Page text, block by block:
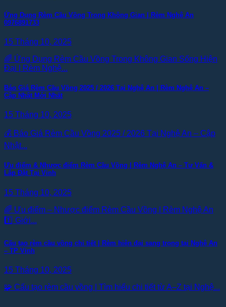
Ứng Dụng Rèm Cầu Vồng Trong Không Gian | Rèm Nghệ An
0976891733
15 Tháng 10, 2025
🌈 Ứng Dụng Rèm Cầu Vồng Trong Không Gian Sống Hiện
Đại | Rèm Nghệ...
Báo Giá Rèm Cầu Vồng 2025 / 2026 Tại Nghệ An | Rèm Nghệ An –
Cập Nhật Mới Nhất
15 Tháng 10, 2025
💰 Báo Giá Rèm Cầu Vồng 2025 / 2026 Tại Nghệ An – Cập
Nhật...
Ưu điểm & Nhược điểm Rèm Cầu Vồng | Rèm Nghệ An – Tư Vấn &
Lắp Đặt Tại Vinh
15 Tháng 10, 2025
🌈 Ưu điểm – Nhược điểm Rèm Cầu Vồng | Rèm Nghệ An
1️⃣ Giới...
Cấu tạo rèm cầu vồng chi tiết | Rèm hiện đại sang trọng tại Nghệ An
– TP Vinh
15 Tháng 10, 2025
🧩 Cấu tạo rèm cầu vồng | Tìm hiểu chi tiết từ A–Z tại Nghệ...